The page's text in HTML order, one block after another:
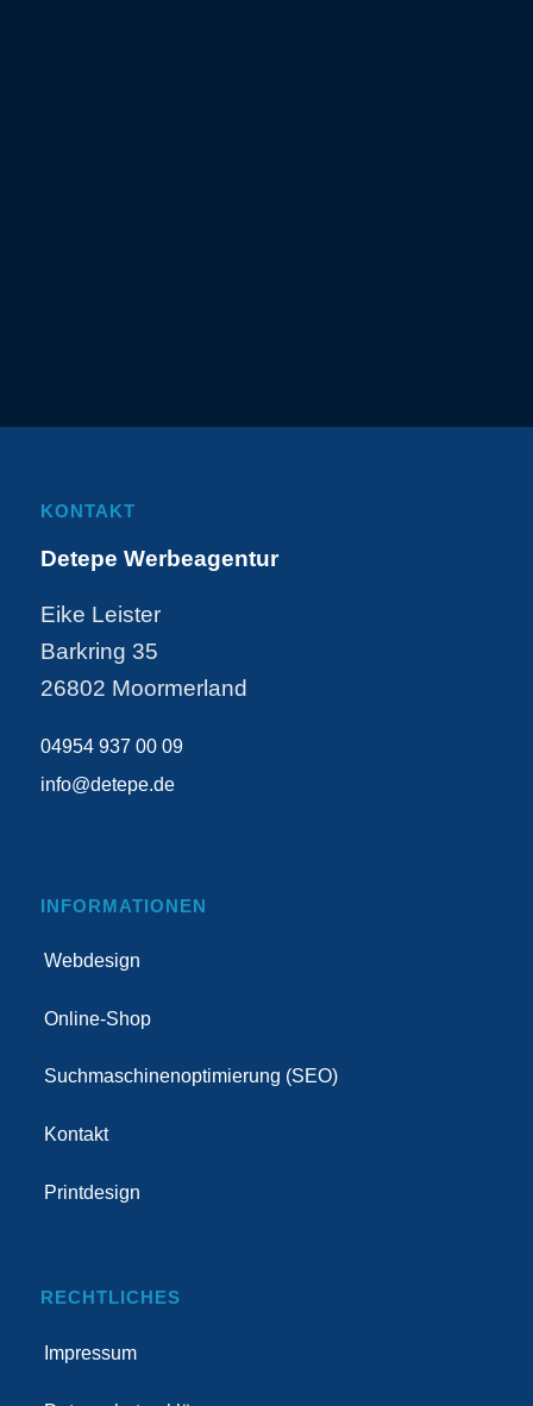
KONTAKT
Detepe Werbeagentur
Eike Leister
Barkring 35
26802 Moormerland
04954 937 00 09
info@detepe.de
INFORMATIONEN
Webdesign
Online-Shop
Suchmaschinenoptimierung (SEO)
Kontakt
Printdesign
RECHTLICHES
Impressum